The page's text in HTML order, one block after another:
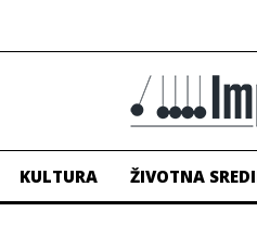
KULTURA ŽIVOTNA